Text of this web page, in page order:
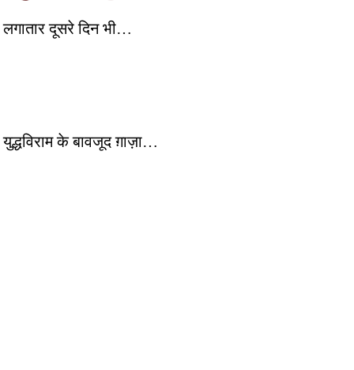
दूसरे दिन भी…
के बावजूद ग़ाज़ा…